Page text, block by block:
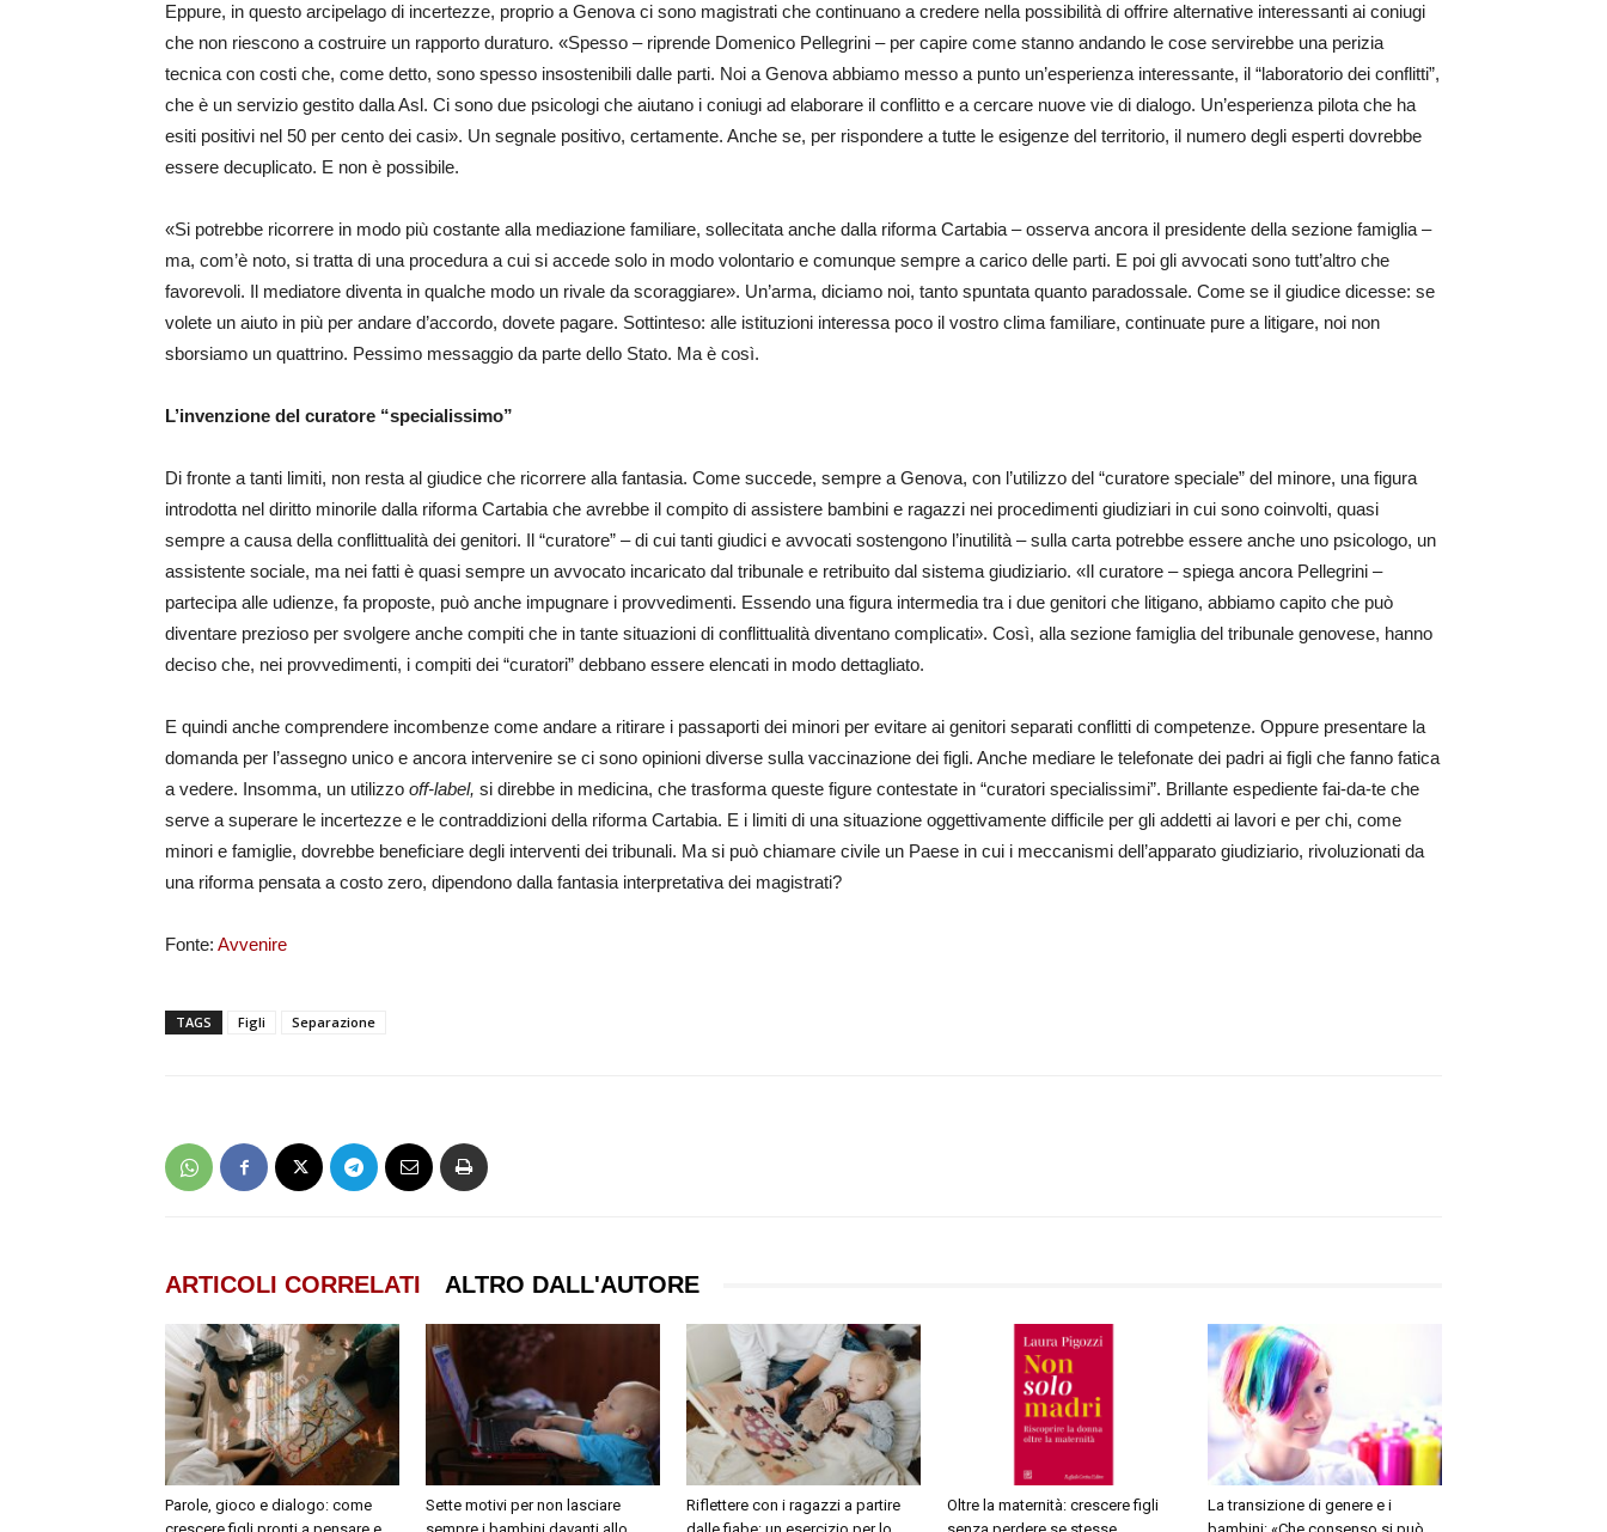
Eppure, in questo arcipelago di incertezze, proprio a Genova ci sono magistrati che continuano a credere nella possibilità di offrire alternative interessanti ai coniugi
che non riescono a costruire un rapporto duraturo. «Spesso – riprende Domenico Pellegrini – per capire come stanno andando le cose servirebbe una perizia
tecnica con costi che, come detto, sono spesso insostenibili dalle parti. Noi a Genova abbiamo messo a punto un’esperienza interessante, il “laboratorio dei conflitti”,
che è un servizio gestito dalla Asl. Ci sono due psicologi che aiutano i coniugi ad elaborare il conflitto e a cercare nuove vie di dialogo. Un’esperienza pilota che ha
esiti positivi nel 50 per cento dei casi». Un segnale positivo, certamente. Anche se, per rispondere a tutte le esigenze del territorio, il numero degli esperti dovrebbe
essere decuplicato. E non è possibile.
«Si potrebbe ricorrere in modo più costante alla mediazione familiare, sollecitata anche dalla riforma Cartabia – osserva ancora il presidente della sezione famiglia –
ma, com’è noto, si tratta di una procedura a cui si accede solo in modo volontario e comunque sempre a carico delle parti. E poi gli avvocati sono tutt’altro che
favorevoli. Il mediatore diventa in qualche modo un rivale da scoraggiare». Un’arma, diciamo noi, tanto spuntata quanto paradossale. Come se il giudice dicesse: se
volete un aiuto in più per andare d’accordo, dovete pagare. Sottinteso: alle istituzioni interessa poco il vostro clima familiare, continuate pure a litigare, noi non
sborsiamo un quattrino. Pessimo messaggio da parte dello Stato. Ma è così.
L’invenzione del curatore “specialissimo”
Di fronte a tanti limiti, non resta al giudice che ricorrere alla fantasia. Come succede, sempre a Genova, con l’utilizzo del “curatore speciale” del minore, una figura
introdotta nel diritto minorile dalla riforma Cartabia che avrebbe il compito di assistere bambini e ragazzi nei procedimenti giudiziari in cui sono coinvolti, quasi
sempre a causa della conflittualità dei genitori. Il “curatore” – di cui tanti giudici e avvocati sostengono l’inutilità – sulla carta potrebbe essere anche uno psicologo, un
assistente sociale, ma nei fatti è quasi sempre un avvocato incaricato dal tribunale e retribuito dal sistema giudiziario. «Il curatore – spiega ancora Pellegrini –
partecipa alle udienze, fa proposte, può anche impugnare i provvedimenti. Essendo una figura intermedia tra i due genitori che litigano, abbiamo capito che può
diventare prezioso per svolgere anche compiti che in tante situazioni di conflittualità diventano complicati». Così, alla sezione famiglia del tribunale genovese, hanno
deciso che, nei provvedimenti, i compiti dei “curatori” debbano essere elencati in modo dettagliato.
E quindi anche comprendere incombenze come andare a ritirare i passaporti dei minori per evitare ai genitori separati conflitti di competenze. Oppure presentare la
domanda per l’assegno unico e ancora intervenire se ci sono opinioni diverse sulla vaccinazione dei figli. Anche mediare le telefonate dei padri ai figli che fanno fatica
a vedere. Insomma, un utilizzo off-label, si direbbe in medicina, che trasforma queste figure contestate in “curatori specialissimi”. Brillante espediente fai-da-te che
serve a superare le incertezze e le contraddizioni della riforma Cartabia. E i limiti di una situazione oggettivamente difficile per gli addetti ai lavori e per chi, come
minori e famiglie, dovrebbe beneficiare degli interventi dei tribunali. Ma si può chiamare civile un Paese in cui i meccanismi dell’apparato giudiziario, rivoluzionati da
una riforma pensata a costo zero, dipendono dalla fantasia interpretativa dei magistrati?
Fonte: Avvenire
TAGS Figli Separazione
ARTICOLI CORRELATI ALTRO DALL'AUTORE
Parole, gioco e dialogo: come
Sette motivi per non lasciare
Riflettere con i ragazzi a partire
Oltre la maternità: crescere figli
La transizione di genere e i